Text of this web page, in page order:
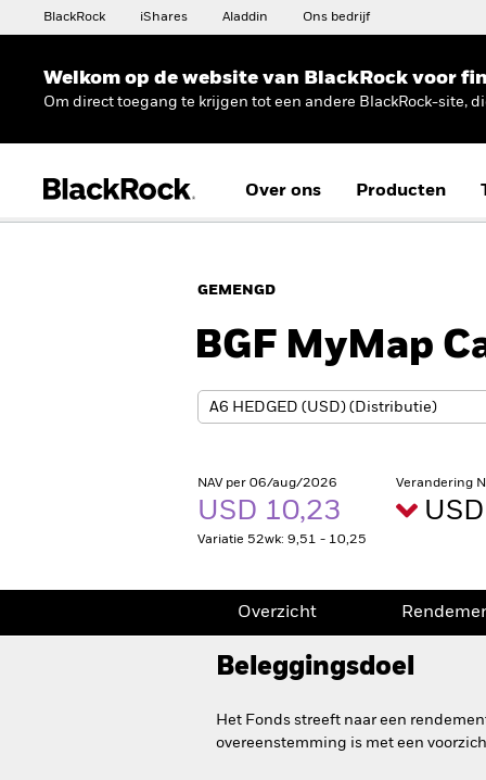
BlackRock iShares Aladdin Ons bedrijf
Welkom op de website van BlackRock voor
Om direct toegang te krijgen tot een andere BlackRock-site,
Over ons Producten
GEMENGD
BGF MyMap
NAV per 06/aug/2026
USD 10,23
Variatie 52wk: 9,51 - 10,25
Verandering
Overzicht
Beleggingsdoel
Het Fonds streeft naar een
overeenstemming is met een